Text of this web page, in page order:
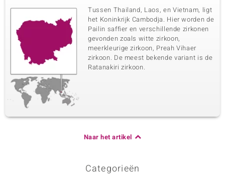
Tussen Thailand, Laos, en Vietnam, ligt
het Koninkrijk Cambodja. Hier worden de
Pailin saffier en verschillende zirkonen
gevonden zoals witte zirkoon,
meerkleurige zirkoon, Preah Vihaer
zirkoon. De meest bekende variant is de
Ratanakiri zirkoon.
Naar het artikel
Categorieën